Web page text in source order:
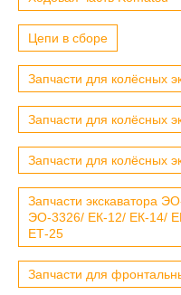
Цепи в сборе
Запчасти для колёсных
Запчасти для колёсных
Запчасти для колёсных
Запчасти экскаватора
ЭО-3326/ ЕК-12/ ЕК-14/
ЕТ-25
Запчасти для